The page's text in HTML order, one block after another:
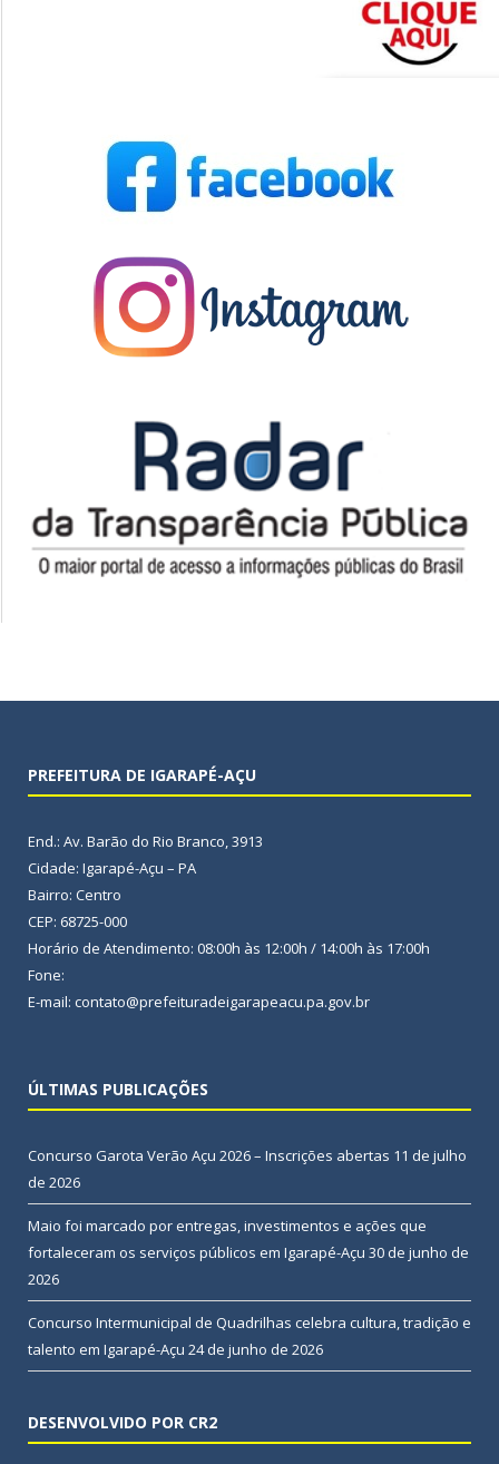
PREFEITURA DE IGARAPÉ-AÇU
End.: Av. Barão do Rio Branco, 3913
Cidade: Igarapé-Açu – PA
Bairro: Centro
CEP: 68725-000
Horário de Atendimento: 08:00h às 12:00h / 14:00h às 17:00h
Fone:
E-mail: contato@prefeituradeigarapeacu.pa.gov.br
ÚLTIMAS PUBLICAÇÕES
Concurso Garota Verão Açu 2026 – Inscrições abertas 11 de julho
de 2026
Maio foi marcado por entregas, investimentos e ações que
fortaleceram os serviços públicos em Igarapé-Açu 30 de junho de
2026
Concurso Intermunicipal de Quadrilhas celebra cultura, tradição e
talento em Igarapé-Açu 24 de junho de 2026
DESENVOLVIDO POR CR2